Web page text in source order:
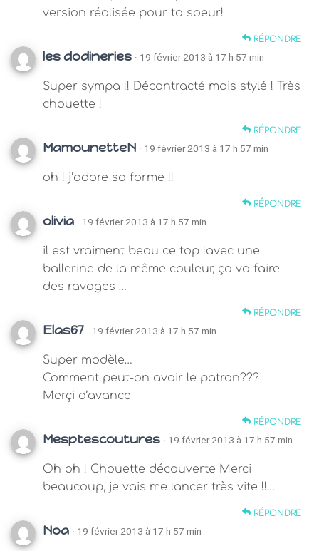
version réalisée pour ta soeur!
RÉPONDRE
les dodineries · 19 février 2013 à 17 h 57 min
Super sympa !! Décontracté mais stylé ! Très
chouette !
RÉPONDRE
MamounetteN · 19 février 2013 à 17 h 57 min
oh ! j’adore sa forme !!
RÉPONDRE
olivia · 19 février 2013 à 17 h 57 min
il est vraiment beau ce top !avec une
ballerine de la même couleur, ça va faire
des ravages …
RÉPONDRE
Elas67 · 19 février 2013 à 17 h 57 min
Super modèle…
Comment peut-on avoir le patron???
Merçi d’avance
RÉPONDRE
Mesptescoutures · 19 février 2013 à 17 h 57 min
Oh oh ! Chouette découverte Merci
beaucoup, je vais me lancer très vite !!…
RÉPONDRE
Noa · 19 février 2013 à 17 h 57 min